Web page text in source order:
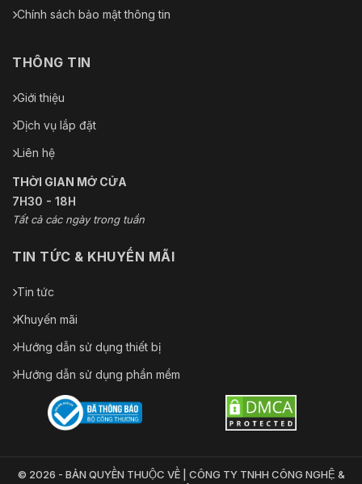
Chính sách bảo mật thông tin
THÔNG TIN
Giới thiệu
Dịch vụ lắp đặt
Liên hệ
THỜI GIAN MỞ CỬA
7H30 - 18H
Tất cả các ngày trong tuần
TIN TỨC & KHUYẾN MÃI
Tin tức
Khuyến mãi
Hướng dẫn sử dụng thiết bị
Hướng dẫn sử dụng phần mềm
© 2026 - BẢN QUYỀN THUỘC VỀ | CÔNG TY TNHH CÔNG NGHỆ &